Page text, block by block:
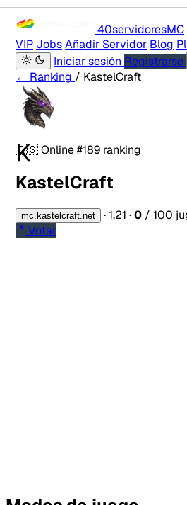
40servidoresMC
VIP JobsAñadir Servidor Blog
Iniciar sesión Registrarse
← Ranking / KastelCraft
K
🇪🇸Online#189 ranking
KastelCraft
mc.kastelcraft.net ·1.21 ·0 / 100
Votar